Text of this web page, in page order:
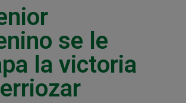
se le
la victoria